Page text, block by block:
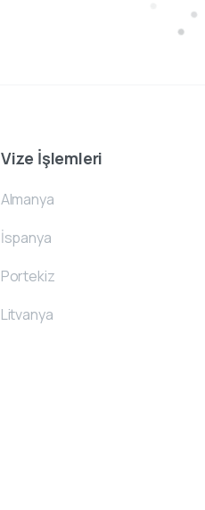
Vize İşlemleri
Almanya
İspanya
Portekiz
Litvanya